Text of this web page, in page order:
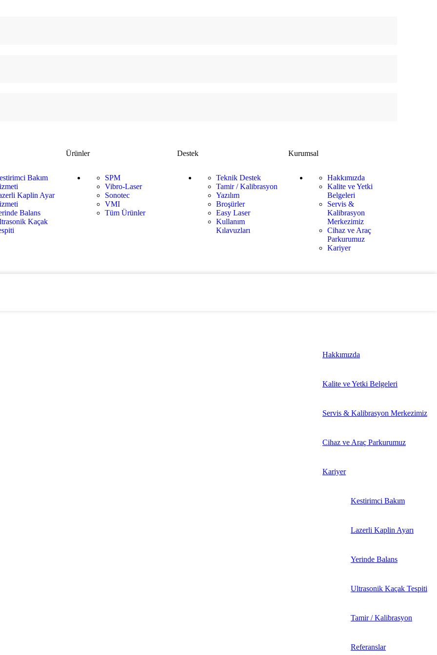
Bakım
Kaplin Ayar
Balans
Kaçak
Ürünler
SPM
Vibro-Laser
Sonotec
VMI
Tüm Ürünler
Destek
Teknik Destek
Tamir / Kalibrasyon
Yazılım
Broşürler
Easy Laser
Kullanım
Kılavuzları
Kurumsal
Hakkımızda
Kalite ve Yetki
Belgeleri
Servis &
Kalibrasyon
Merkezimiz
Cihaz ve Araç
Parkurumuz
Kariyer
Hakkımızda
Kalite ve Yetki Belgeleri
Servis & Kalibrasyon Merkezimiz
Cihaz ve Araç Parkurumuz
Kariyer
Kestirimci Bakım
Lazerli Kaplin Ayarı
Yerinde Balans
Ultrasonik Kaçak Tespiti
Tamir / Kalibrasyon
Referanslar